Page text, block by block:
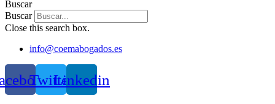
Buscar
Buscar
Close this search box.
info@coemabogados.es
TwitterLinkedin